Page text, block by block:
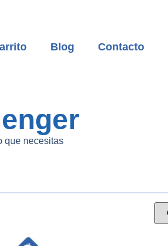
Blog Contacto
que necesitas